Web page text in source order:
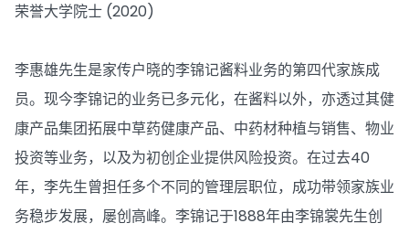
荣誉大学院士 (2020)
李惠雄先生是家传户晓的李锦记酱料业务的第四代家族成
员。现今李锦记的业务已多元化，在酱料以外，亦透过其健
康产品集团拓展中草药健康产品、中药材种植与销售、物业
投资等业务，以及为初创企业提供风险投资。在过去40
年，李先生曾担任多个不同的管理层职位，成功带领家族业
务稳步发展，屡创高峰。李锦记于1888年由李锦裳先生创